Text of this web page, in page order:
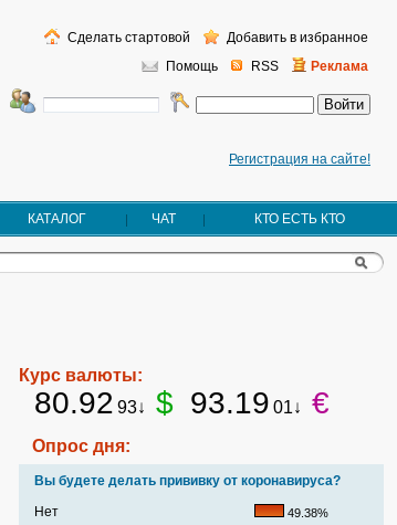
Регистрация на сайте!
Помощь RSS Реклама
Сделать стартовой Добавить в избранное
КАТАЛОГ ЧАТ КТО ЕСТЬ КТО
Курс валюты:
80.92 93↓ $ 93.19 01↓ €
Опрос дня:
Вы будете делать прививку от коронавируса?
Нет
49.38%